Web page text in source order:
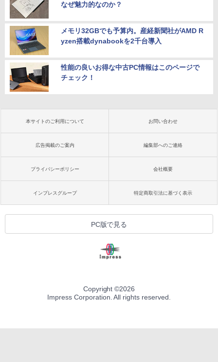
なぜ魅力的なのか？
メモリ32GBでも予算内。産経新聞社がAMD R
yzen搭載dynabookを2千台導入
性能の良いお得な中古PC情報はこのページで
チェック！
本サイトのご利用について お問い合わせ
広告掲載のご案内 編集部へのご連絡
プライバシーポリシー 会社概要
インプレスグループ 特定商取引法に基づく表示
PC版で見る
Copyright ©2026
Impress Corporation. All rights reserved.